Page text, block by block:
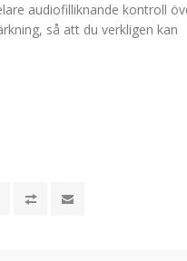
audiofilliknande kontroll
så att du verkligen kan